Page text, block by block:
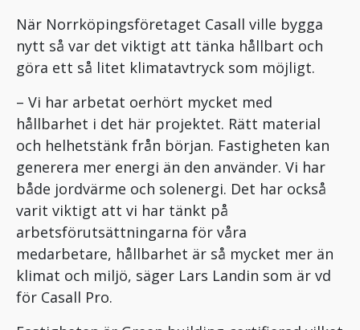
När Norrköpingsföretaget Casall ville bygga
nytt så var det viktigt att tänka hållbart och
göra ett så litet klimatavtryck som möjligt.
– Vi har arbetat oerhört mycket med
hållbarhet i det här projektet. Rätt material
och helhetstänk från början. Fastigheten kan
generera mer energi än den använder. Vi har
både jordvärme och solenergi. Det har också
varit viktigt att vi har tänkt på
arbetsförutsättningarna för våra
medarbetare, hållbarhet är så mycket mer än
klimat och miljö, säger Lars Landin som är vd
för Casall Pro.